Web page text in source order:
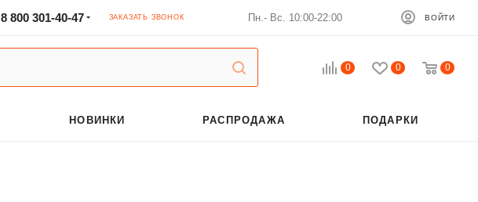
8 800 301-40-47 ЗАКАЗАТЬ ЗВОНОК Пн.- Вс. 10:00-22:00 ВОЙТИ
0 0 0
НОВИНКИ РАСПРОДАЖА ПОДАРКИ